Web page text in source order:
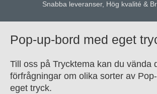
Snabba leveranser, Hög kvalité &
Pop-up-bord med eget
Till oss på Trycktema kan du vända
förfrågningar om olika sorter av
eget tryck.